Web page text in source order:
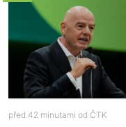
před 42 minutami od ČTK